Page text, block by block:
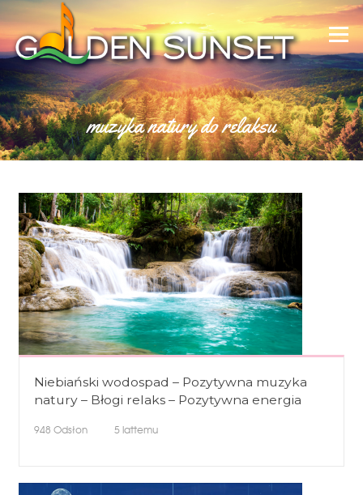
Skip to content
Menu
muzyka natury do relaksu
Niebiański wodospad – Pozytywna muzyka
natury – Błogi relaks – Pozytywna energia
948 Odsłon 5 lattemu